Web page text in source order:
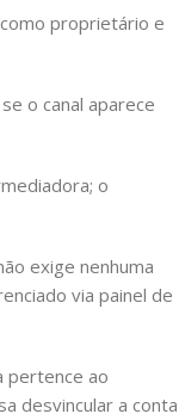
proprietário e
o canal aparece
o
exige nenhuma
via painel de
pertence ao
desvincular a conta